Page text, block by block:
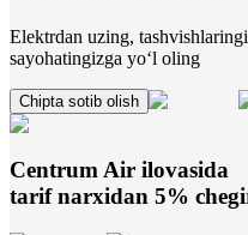
Elektrdan uzing,
sayohatingizga yo‘l oling
Chipta sotib olish
Centrum Air ilovasida
tarif narxidan 5%